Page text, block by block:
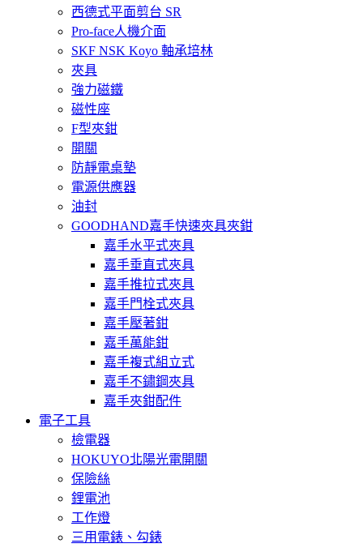
西德式平面剪台 SR
Pro-face人機介面
SKF NSK Koyo 軸承培林
夾具
強力磁鐵
磁性座
F型夾鉗
開關
防靜電桌墊
電源供應器
油封
GOODHAND嘉手快速夾具夾鉗
嘉手水平式夾具
嘉手垂直式夾具
嘉手推拉式夾具
嘉手門栓式夾具
嘉手壓著鉗
嘉手萬能鉗
嘉手複式組立式
嘉手不鏽鋼夾具
嘉手夾鉗配件
電子工具
檢電器
HOKUYO北陽光電開關
保險絲
鋰電池
工作燈
三用電錶、勾錶